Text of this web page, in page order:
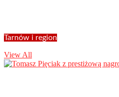
Tarnów i region
View All